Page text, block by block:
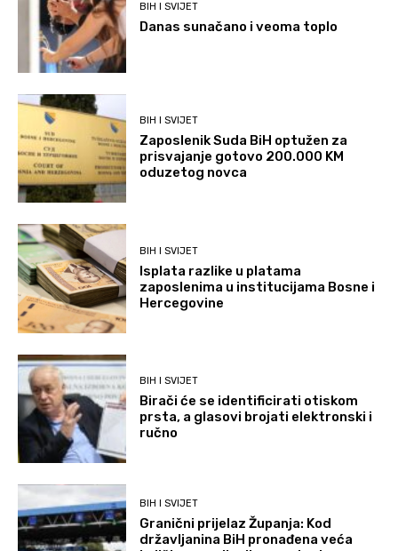
BIH I SVIJET
Danas sunačano i veoma toplo
BIH I SVIJET
Zaposlenik Suda BiH optužen za
prisvajanje gotovo 200.000 KM
oduzetog novca
BIH I SVIJET
Isplata razlike u platama
zaposlenima u institucijama Bosne i
Hercegovine
BIH I SVIJET
Birači će se identificirati otiskom
prsta, a glasovi brojati elektronski i
ručno
BIH I SVIJET
Granični prijelaz Županja: Kod
državljanina BiH pronađena veća